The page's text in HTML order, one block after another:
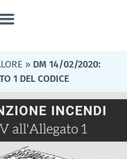
» DM 14/02/2020:
1 DEL CODICE